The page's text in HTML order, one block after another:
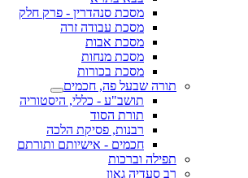
מסכת סנהדרין - פרק חלק
מסכת עבודה זרה
מסכת אבות
מסכת מנחות
מסכת בכורות
תורה שבעל פה, חכמים
תושב"ע - כללי, היסטוריה
תורת הסוד
רבנות, פסיקת הלכה
חכמים - אישיותם ותורתם
תפילה וברכות
רב סעדיה גאון